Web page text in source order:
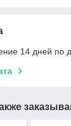
14 дней по